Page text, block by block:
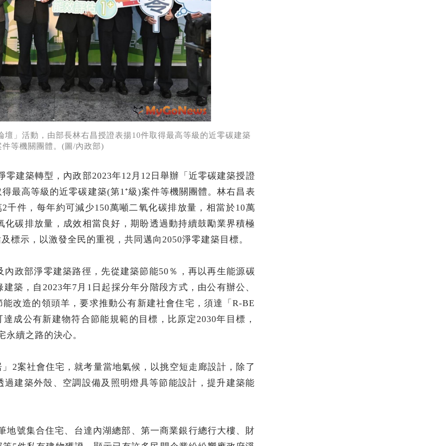
」活動，由部長林右昌授證表揚10件取得最高等級的近零碳建築
件等機關團體。(圖/內政部)
建築轉型，內政部2023年12月12日舉辦「近零碳建築授證
最高等級的近零碳建築(第1⁺級)案件等機關團體。林右昌表
千件，每年約可減少150萬噸二氧化碳排放量，相當於10萬
碳排放量，成效相當良好，期盼透過動持續鼓勵業界積極
標示，以激發全民的重視，共同邁向2050淨零建築目標。
政部淨零建築路徑，先從建築節能50％，再以再生能源碳
築，自2023年7月1日起採分年分階段方式，由公有辦公、
改造的領頭羊，要求推動公有新建社會住宅，須達「R-BE
成公有新建物符合節能規範的目標，比原定2030年目標，
續之路的決心。
2案社會住宅，就考量當地氣候，以挑空短走廊設計，除了
建築外殼、空調設備及照明燈具等節能設計，提升建築能
地號集合住宅、台達內湖總部、第一商業銀行總行大樓、財